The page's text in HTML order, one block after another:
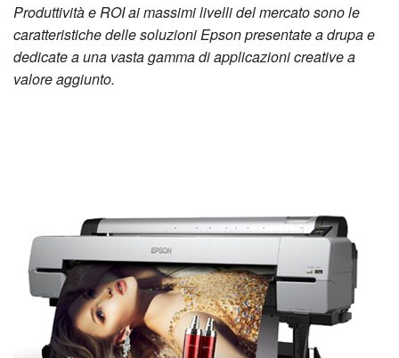
Produttività e ROI ai massimi livelli del mercato sono le
caratteristiche delle soluzioni Epson presentate a drupa e
dedicate a una vasta gamma di applicazioni creative a
valore aggiunto.